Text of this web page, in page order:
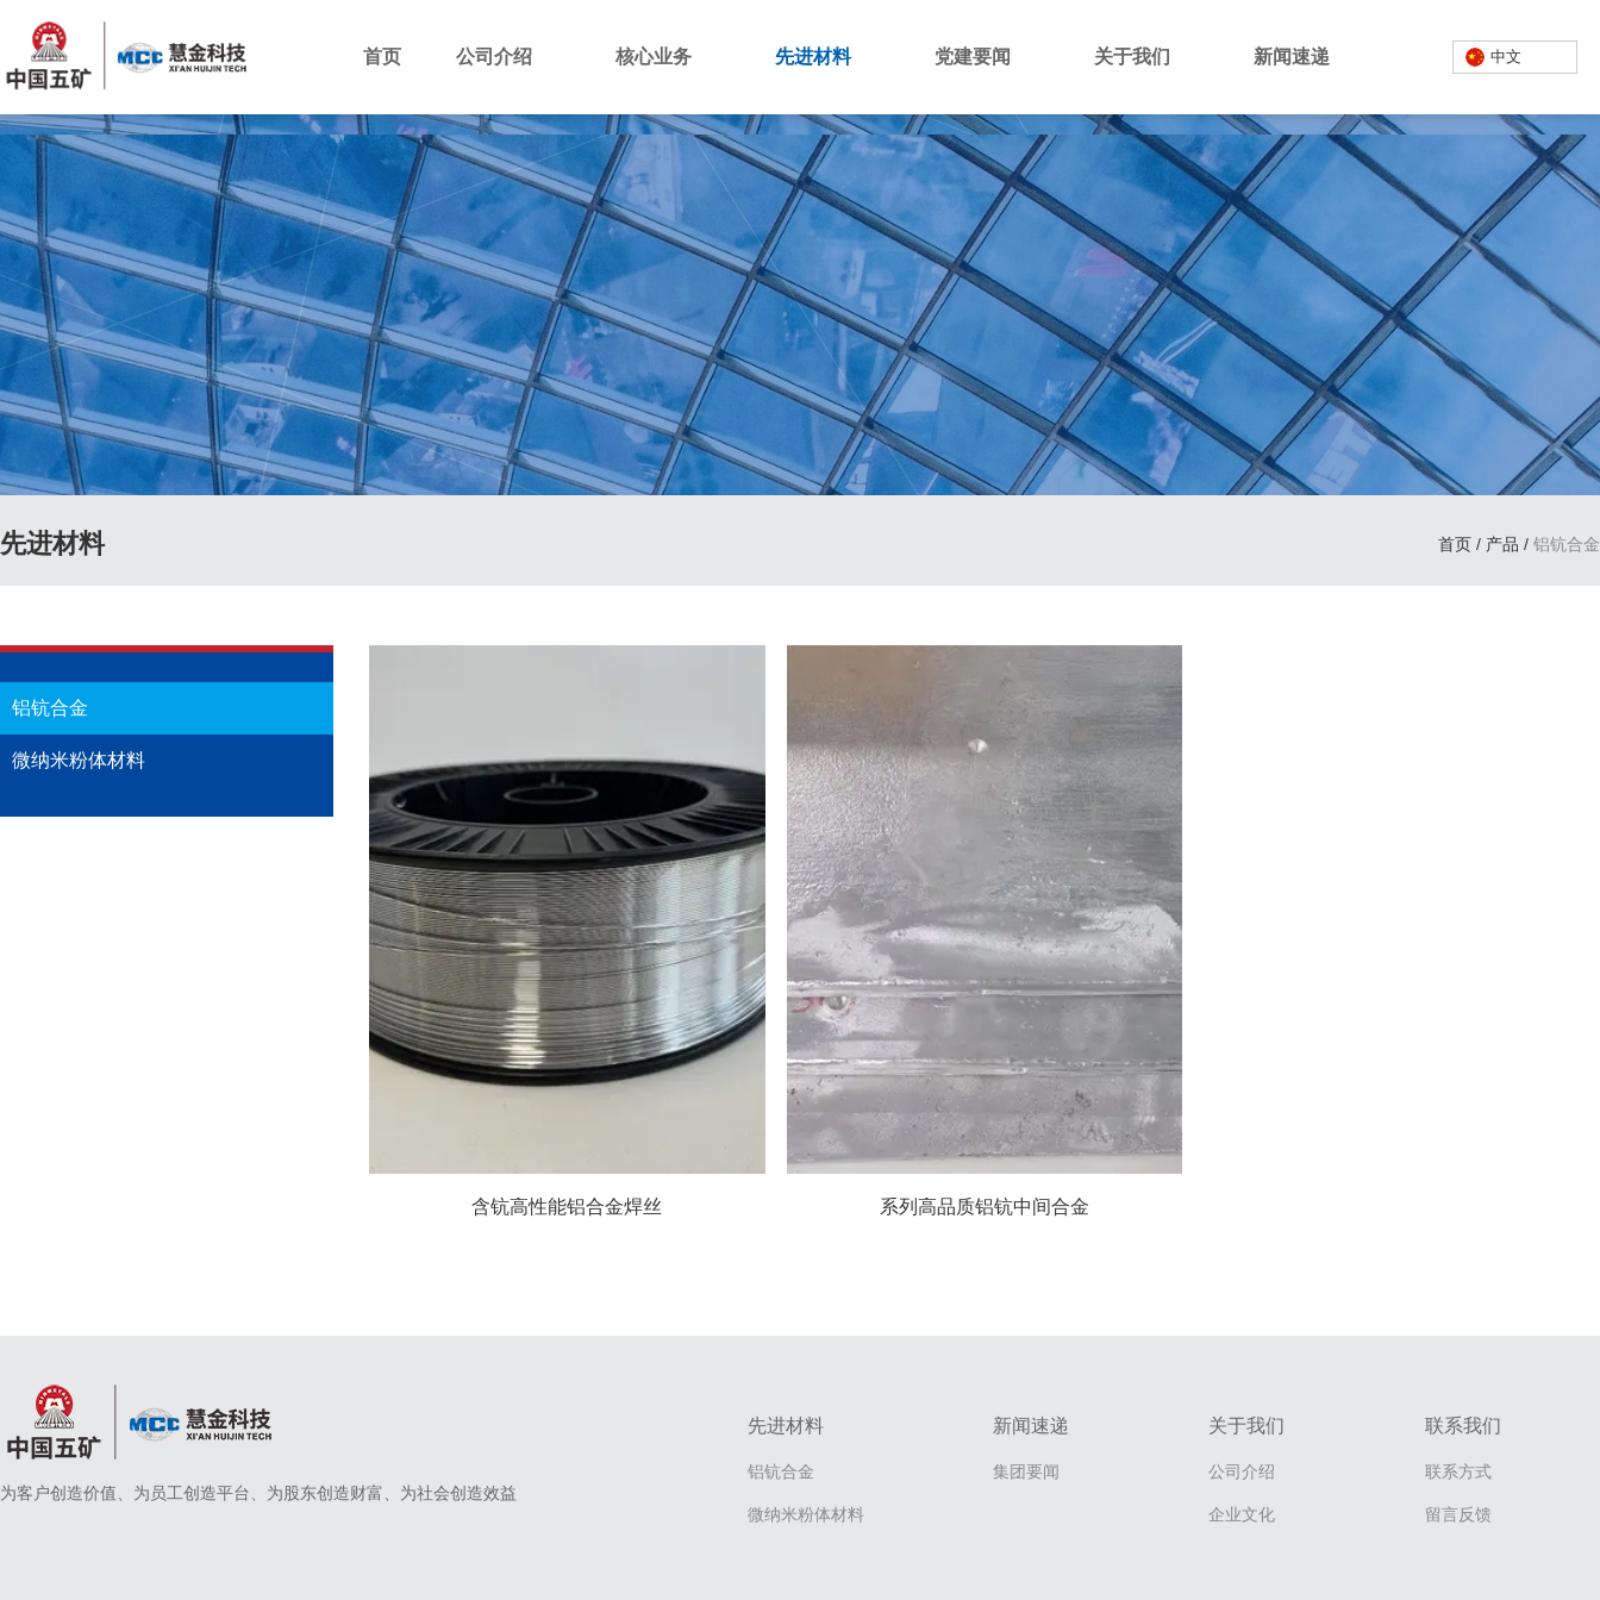
首页 公司介绍 核心业务 先进材料 党建要闻 关于我们 新闻速递 中文
先进材料 首页 / 产品 / 铝钪合金
铝钪合金
微纳米粉体材料
含钪高性能铝合金焊丝 系列高品质铝钪中间合金
为客户创造价值、为员工创造平台、为股东创造财富、为社会创造效益
先进材料
铝钪合金
微纳米粉体材料
新闻速递
集团要闻
关于我们
公司介绍
企业文化
联系我们
联系方式
留言反馈